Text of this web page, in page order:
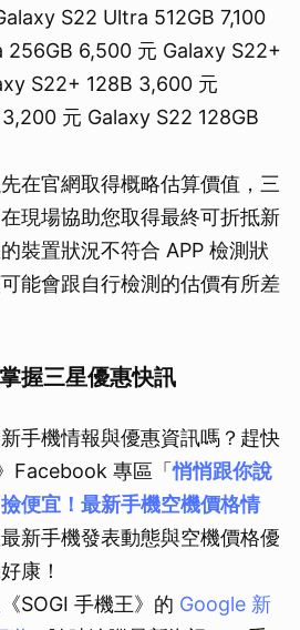
S22 Ultra 512GB 7,100
256GB 6,500 元 Galaxy S22+
S22+ 128B 3,600 元
元 Galaxy S22 128GB
在官網取得概略估算價值，三
現場協助您取得最終可折抵新
裝置狀況不符合 APP 檢測狀
能會跟自行檢測的估價有所差
握三星優惠快訊
手機情報與優惠資訊嗎？趕快
Facebook 專區「悄悄跟你說
撿便宜！最新手機空機價格情
新手機發表動態與空機價格優
康！
SOGI 手機王》的 Google 新